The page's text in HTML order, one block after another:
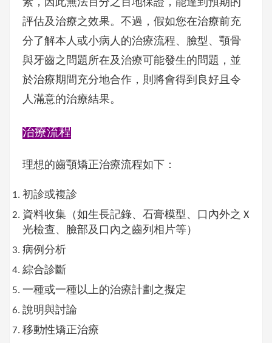
素，因此無法百分之百地保證，能達到預期的
評估及治療之效果。不過，假如您在治療前充
分了解本人或小病人的治療流程、臉型、顎骨
與牙齒之問題所在及治療可能發生的問題，並
於治療期間充分地合作，則將會得到良好且令
人滿意的治療結果。
治療流程
理想的齒顎矯正治療流程如下：
初診或複診
資料收集（如生長記錄、石膏模型、口內外之 X
光檢查、臉部及口內之齒列相片等）
病例分析
綜合診斷
一種或一種以上的治療計劃之擬定
說明與討論
移動性矯正治療